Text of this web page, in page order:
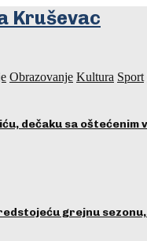
Obrazovanje Kultura Sport
dečaku sa oštećenim
grejnu